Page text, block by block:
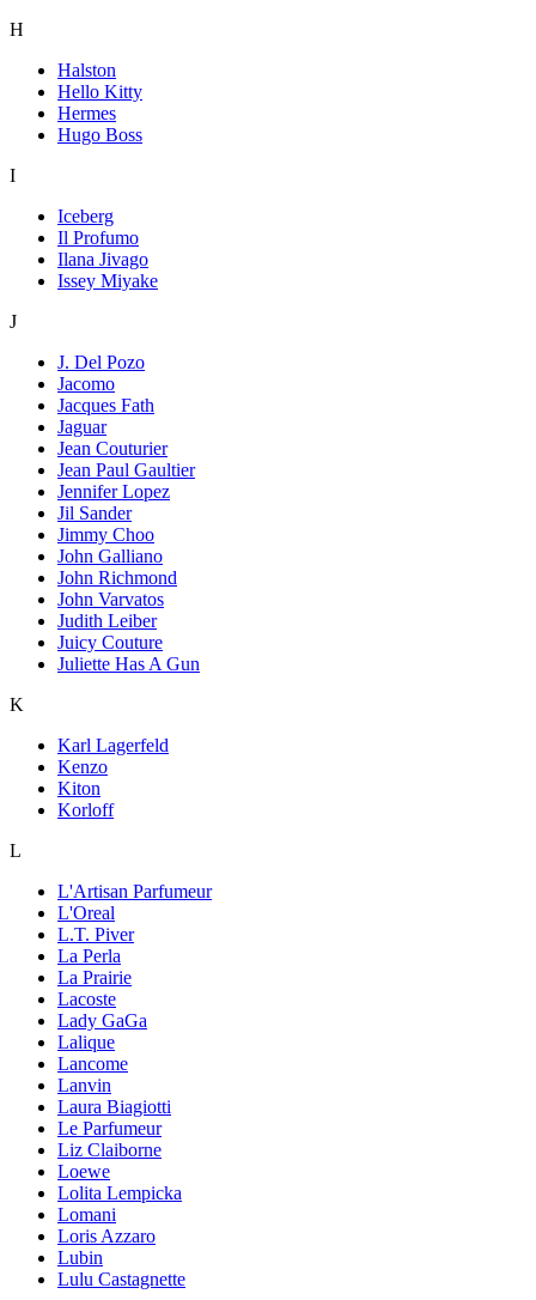
H
Halston
Hello Kitty
Hermes
Hugo Boss
I
Iceberg
Il Profumo
Ilana Jivago
Issey Miyake
J
J. Del Pozo
Jacomo
Jacques Fath
Jaguar
Jean Couturier
Jean Paul Gaultier
Jennifer Lopez
Jil Sander
Jimmy Choo
John Galliano
John Richmond
John Varvatos
Judith Leiber
Juicy Couture
Juliette Has A Gun
K
Karl Lagerfeld
Kenzo
Kiton
Korloff
L
L'Artisan Parfumeur
L'Oreal
L.T. Piver
La Perla
La Prairie
Lacoste
Lady GaGa
Lalique
Lancome
Lanvin
Laura Biagiotti
Le Parfumeur
Liz Claiborne
Loewe
Lolita Lempicka
Lomani
Loris Azzaro
Lubin
Lulu Castagnette